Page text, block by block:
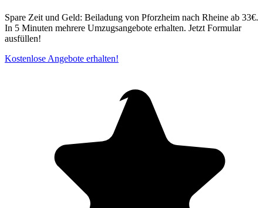
Spare Zeit und Geld: Beiladung von Pforzheim nach Rheine ab 33€.
In 5 Minuten mehrere Umzugsangebote erhalten. Jetzt Formular
ausfüllen!
Kostenlose Angebote erhalten!